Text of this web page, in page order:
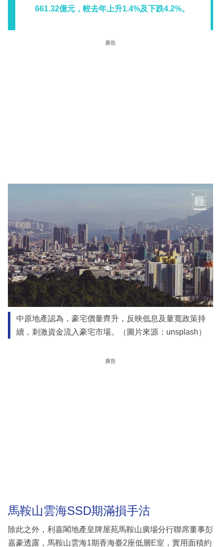
661.32億元，較去年上升1.4%及下跌4.2%。
廣告
中原地產認為，豪宅價量齊升，反映低息及量寬政策持
續，刺激資金流入豪宅市場。（圖片來源：unsplash）
廣告
馬鞍山雲海SSD期滿損手沽
除此之外，利嘉閣地產皇牌屋苑馬鞍山廣場分行聯席董事彭
嘉豪透露，馬鞍山雲海1期香海臺2座低層E室，實用面積約